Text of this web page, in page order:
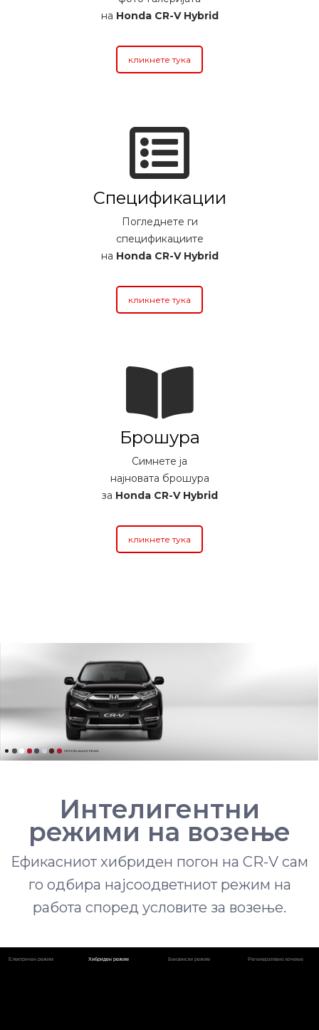
на Honda CR-V Hybrid
кликнете тука
Спецификации
Погледнете ги
спецификациите
на Honda CR-V Hybrid
кликнете тука
Брошура
Симнете ја
најновата брошура
за Honda CR-V Hybrid
кликнете тука
CRYSTAL BLACK PEARL
Интелигентни
режими на возење
Ефикасниот хибриден погон на CR-V сам
го одбира најсоодветниот режим на
работа според условите за возење.
Електричен режим Хибриден режим Бензински режим Регенеративно кочење